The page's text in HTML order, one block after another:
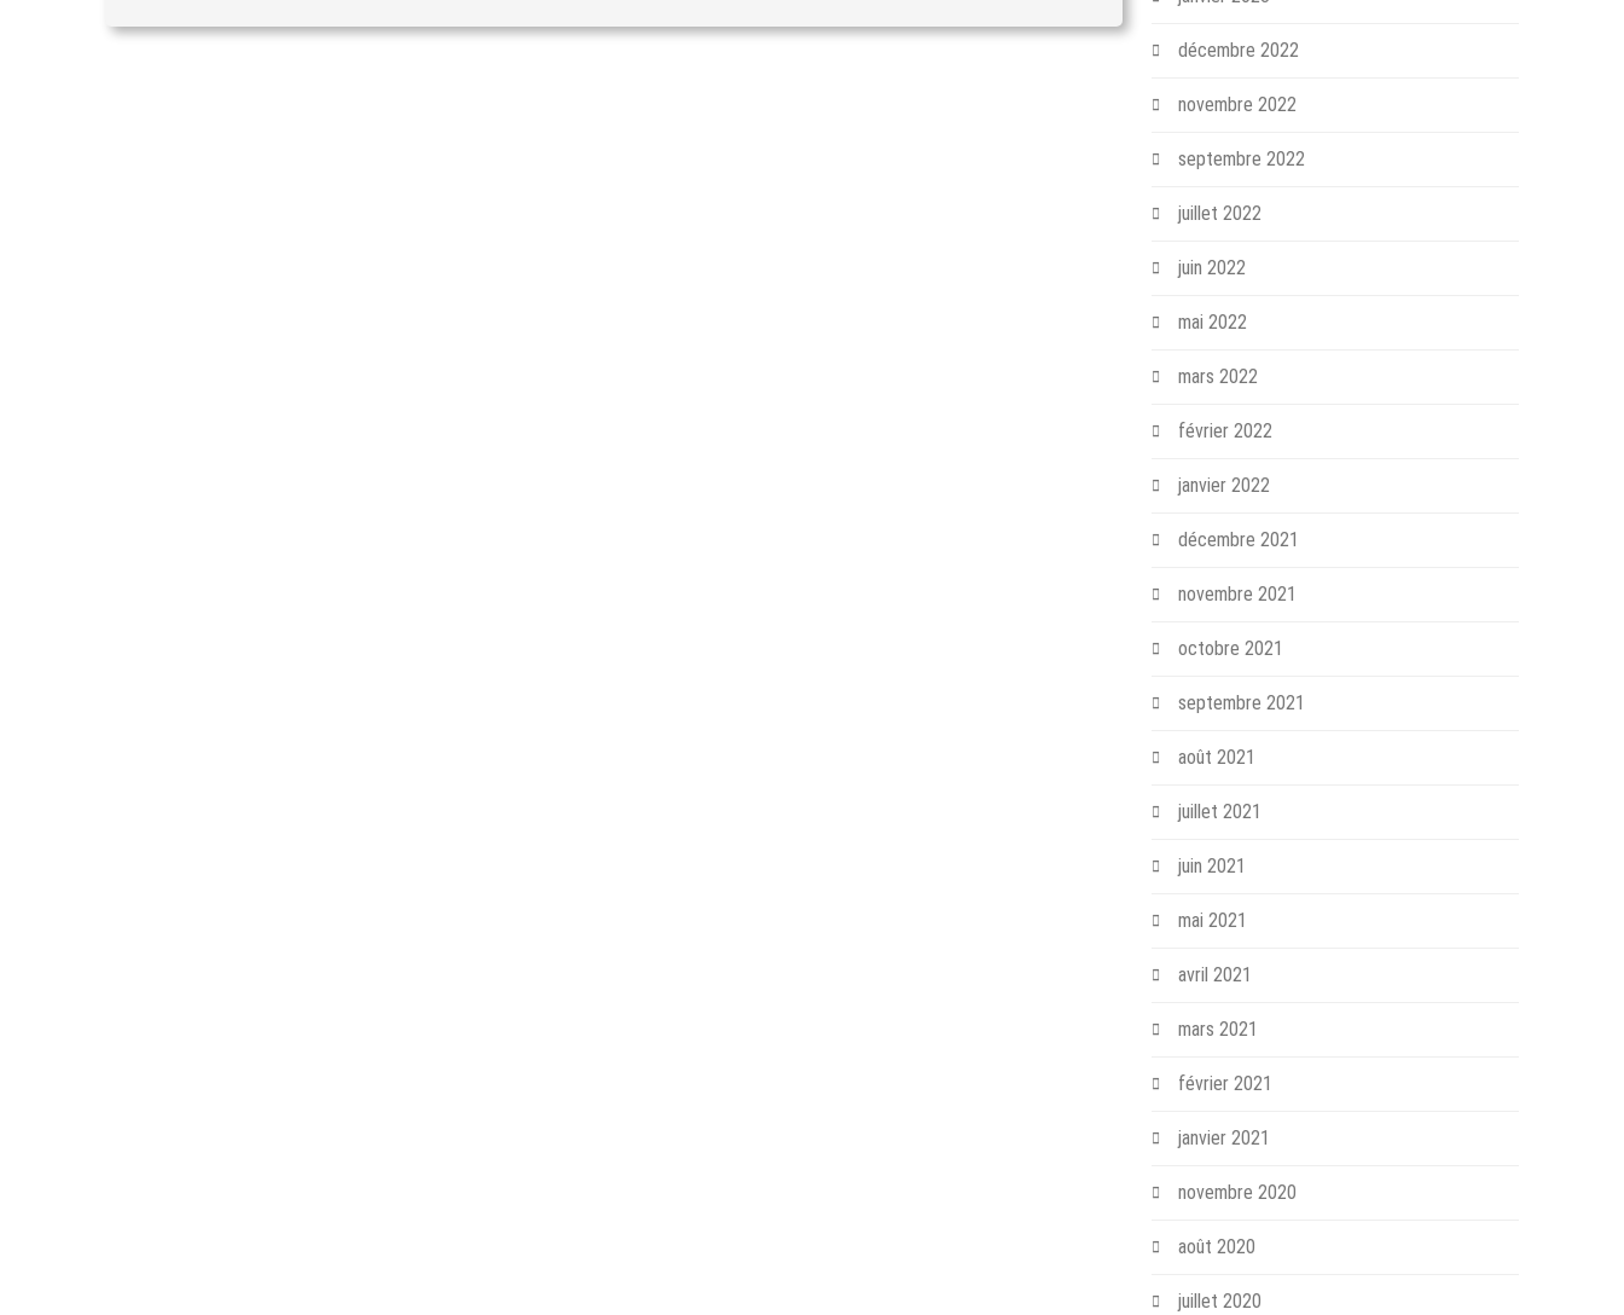
décembre 2022
novembre 2022
septembre 2022
juillet 2022
juin 2022
mai 2022
mars 2022
février 2022
janvier 2022
décembre 2021
novembre 2021
octobre 2021
septembre 2021
août 2021
juillet 2021
juin 2021
mai 2021
avril 2021
mars 2021
février 2021
janvier 2021
novembre 2020
août 2020
juillet 2020